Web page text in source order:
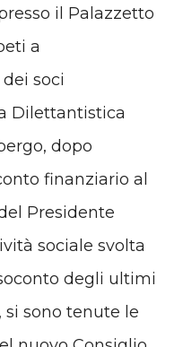
il Palazzetto
a
soci
Dilettantistica
dopo
finanziario al
Presidente
sociale svolta
degli ultimi
sono tenute le